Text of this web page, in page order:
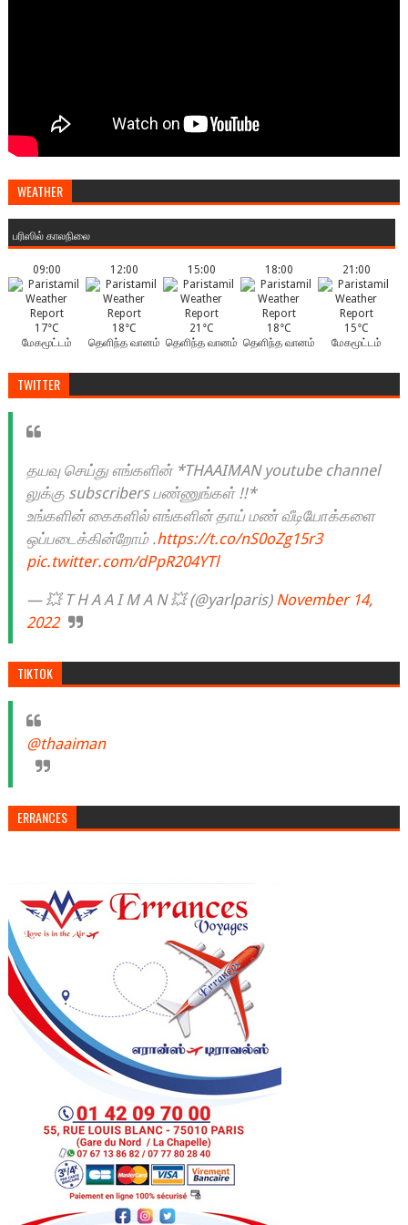
WEATHER
பரிஸில் காலநிலை
09:00
17°C
மேகமூட்டம்
12:00
18°C
தெளிந்த வானம்
15:00
21°C
தெளிந்த வானம்
18:00
18°C
தெளிந்த வானம்
21:00
15°C
மேகமூட்டம்
TWITTER
தயவு செய்து எங்களின் *THAAIMAN youtube channel
லுக்கு subscribers பண்ணுங்கள் !!*
உங்களின் கைகளில் எங்களின் தாய் மண் வீடியோக்களை
ஒப்படைக்கின்றோம் .https://t.co/nS0oZg15r3
pic.twitter.com/dPpR204YTl
— 💥 T H A A I M A N 💥 (@yarlparis) November 14,
2022
TIKTOK
@thaaiman
ERRANCES